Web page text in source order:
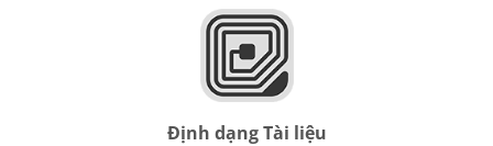
Định dạng Tài liệu